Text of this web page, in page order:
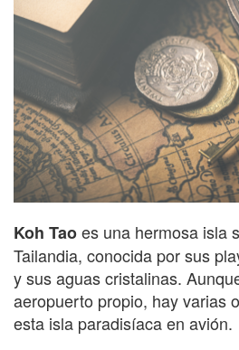
Koh Taoes una hermosa isla
Tailandia, conocida por sus
y sus aguas cristalinas.
aeropuerto propio, hay varias
esta isla paradisíaca en avión.